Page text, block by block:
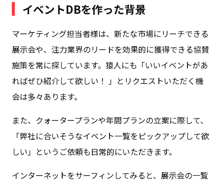
イベントDBを作った背景
マーケティング担当者様は、新たな市場にリーチできる
展示会や、注力業界のリードを効果的に獲得できる協賛
施策を常に探しています。猿人にも「いいイベントがあ
ればぜひ紹介して欲しい！ 」とリクエストいただく機
会は多々あります。
また、クォータープランや年間プランの立案に際して、
「弊社に合いそうなイベント一覧をピックアップして欲
しい」というご依頼も日常的にいただきます。
インターネットをサーフィンしてみると、展示会の一覧